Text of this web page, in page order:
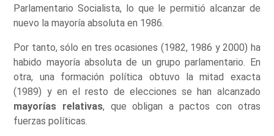
Parlamentario Socialista, lo que le permitió alcanzar de
nuevo la mayoría absoluta en 1986.
Por tanto, sólo en tres ocasiones (1982, 1986 y 2000) ha
habido mayoría absoluta de un grupo parlamentario. En
otra, una formación política obtuvo la mitad exacta
(1989) y en el resto de elecciones se han alcanzado
mayorías relativas, que obligan a pactos con otras
fuerzas políticas.